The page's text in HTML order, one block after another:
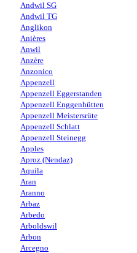
Andwil SG
Andwil TG
Anglikon
Anières
Anwil
Anzère
Anzonico
Appenzell
Appenzell Eggerstanden
Appenzell Enggenhütten
Appenzell Meistersrüte
Appenzell Schlatt
Appenzell Steinegg
Apples
Aproz (Nendaz)
Aquila
Aran
Aranno
Arbaz
Arbedo
Arboldswil
Arbon
Arcegno